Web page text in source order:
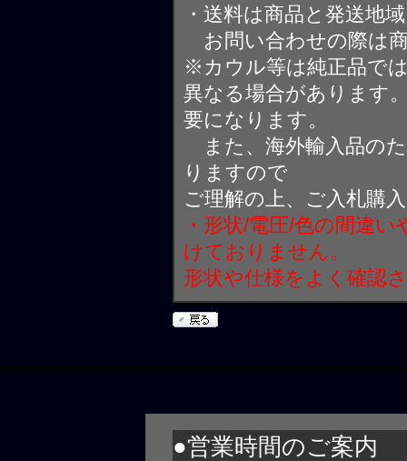
・送料は商品と発送地
お問い合わせの際は
※カウル等は純正品で
異なる場合があります
要になります。
また、海外輸入品の
りますので
ご理解の上、ご入札購
・形状/電圧/色の間違
けておりません。
形状や仕様をよく確認
●営業時間のご案内